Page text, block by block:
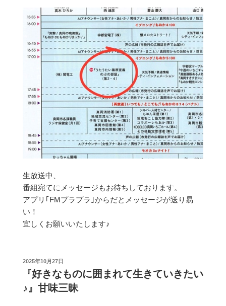
生放送中、
番組宛てにメッセージもお待ちしております。
アプリ｢FMプラプラ｣からだとメッセージが送り易
い！
宜しくお願いいたします♪
投
2025年10月27日
『好きなものに囲まれて生きていきたい
♪』甘味三昧